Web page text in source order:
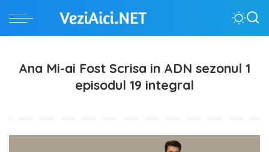
Ana Mi-ai Fost Scrisa in ADN sezonul 1
episodul 19 integral